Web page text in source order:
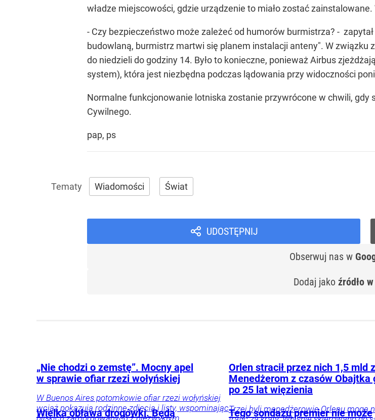
władze miejscowości, gdzie urządzenie to miało zostać
- Czy bezpieczeństwo może zależeć od humorów burmistrza? -
budowlaną, burmistrz martwi się planem instalacji anteny". W
do niedzieli do godziny 14. Było to konieczne, ponieważ Airbus
system), która jest niezbędna podczas lądowania przy widoczności
Normalne funkcjonowanie lotniska zostanie przywrócone w chwili, gdy
Cywilnego.
pap, ps
Wiadomości Świat
UDOSTĘPNIJ
Obserwuj nas w
Dodaj jako źródło
„Nie chodzi o zemstę”. Mocny apel
w sprawie ofiar rzezi wołyńskiej
W Buenos Aires potomkowie ofiar rzezi wołyńskiej
wciąż pokazują rodzinne zdjęcia i listy, wspominając
bliskich zamordowanych z niezwykłym
Orlen stracił przez nich 1,5 mld
Menedżerom z czasów Obajtka
po 25 lat więzienia
Trzej byli menedżerowie Orlenu mogą
Wielka obława drogówki. Będą
Tego sondażu premier nie może